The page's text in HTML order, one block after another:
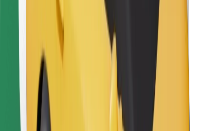
Dəqiqələr ərzində gediş əldə et!
Bolt tətbiqini endir
Sevdiyiniz yeməyi tapın!
Bolt Food tətbiqini endir